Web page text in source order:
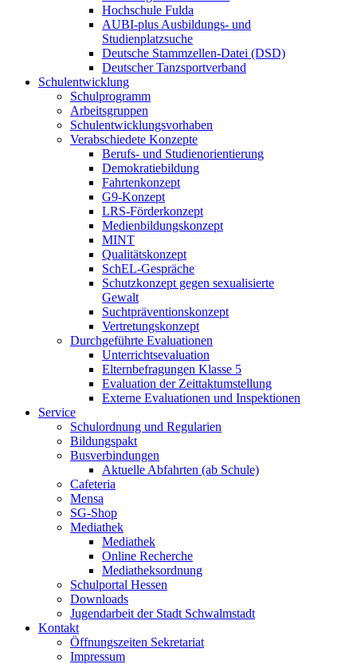
Hochschule Fulda
AUBI-plus Ausbildungs- und
Studienplatzsuche
Deutsche Stammzellen-Datei (DSD)
Deutscher Tanzsportverband
Schulentwicklung
Schulprogramm
Arbeitsgruppen
Schulentwicklungsvorhaben
Verabschiedete Konzepte
Berufs- und Studienorientierung
Demokratiebildung
Fahrtenkonzept
G9-Konzept
LRS-Förderkonzept
Medienbildungskonzept
MINT
Qualitätskonzept
SchEL-Gespräche
Schutzkonzept gegen sexualisierte
Gewalt
Suchtpräventionskonzept
Vertretungskonzept
Durchgeführte Evaluationen
Unterrichtsevaluation
Elternbefragungen Klasse 5
Evaluation der Zeittaktumstellung
Externe Evaluationen und Inspektionen
Service
Schulordnung und Regularien
Bildungspakt
Busverbindungen
Aktuelle Abfahrten (ab Schule)
Cafeteria
Mensa
SG-Shop
Mediathek
Mediathek
Online Recherche
Mediatheksordnung
Schulportal Hessen
Downloads
Jugendarbeit der Stadt Schwalmstadt
Kontakt
Öffnungszeiten Sekretariat
Impressum